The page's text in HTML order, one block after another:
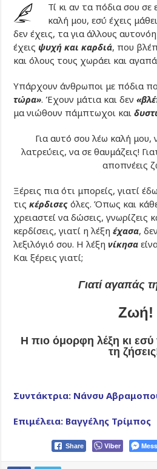
Τί κι αν τα πόδια σου σε
καλή μου, εσύ έχεις
δεν έχεις, τα για άλλους
έχειςψυχή και καρδιά, που
και όλους τους χωράει και
Υπάρχουν άνθρωποι με πόδια
τώρα». Έχουν μάτια και δεν
μα νιώθουν πάμπτωχοι και
Για αυτό σου λέω καλή μου,
λατρεύεις, να σε θαυμάζεις!
αποπνέεις
Ξέρεις πια ότι μπορείς, γιατί
τιςκέρδισεςόλες. Όπως και
χρειαστεί να δώσεις, γνωρίζεις
κερδίσεις, γιατί η λέξηέχασα,
λεξιλόγιό σου. Η λέξηνίκησα
Και ξέρεις γιατί;
Γιατί αγαπάς
Ζωή!
Η πιο όμορφη λέξη κι εσύ
τη
Συντάκτρια: Νάνσυ
Επιμέλεια: Βαγγέλης Τρίμπος
Share Viber